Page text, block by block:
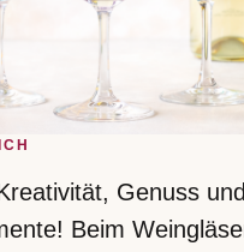
Genuss und
Beim